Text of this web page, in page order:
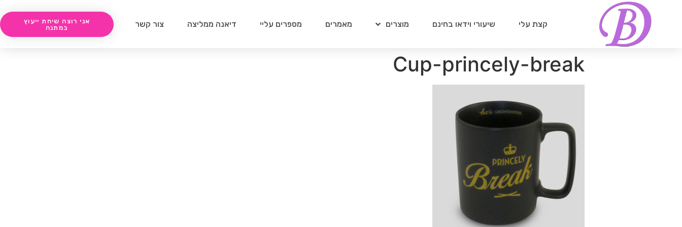
קצת עלי שיעורי וידאו בחינם מוצרים מאמרים מספרים עליי דיאנה ממליצה צור קשר
אני רוצה שיחת ייעוץ
במתנה
Cup-princely-break